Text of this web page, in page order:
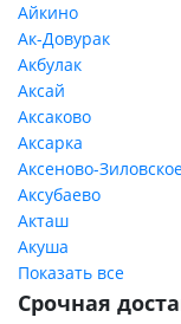
Айкино
Ак-Довурак
Акбулак
Аксай
Аксаково
Аксарка
Аксеново-
Аксубаево
Акташ
Акуша
Показать все
Срочная